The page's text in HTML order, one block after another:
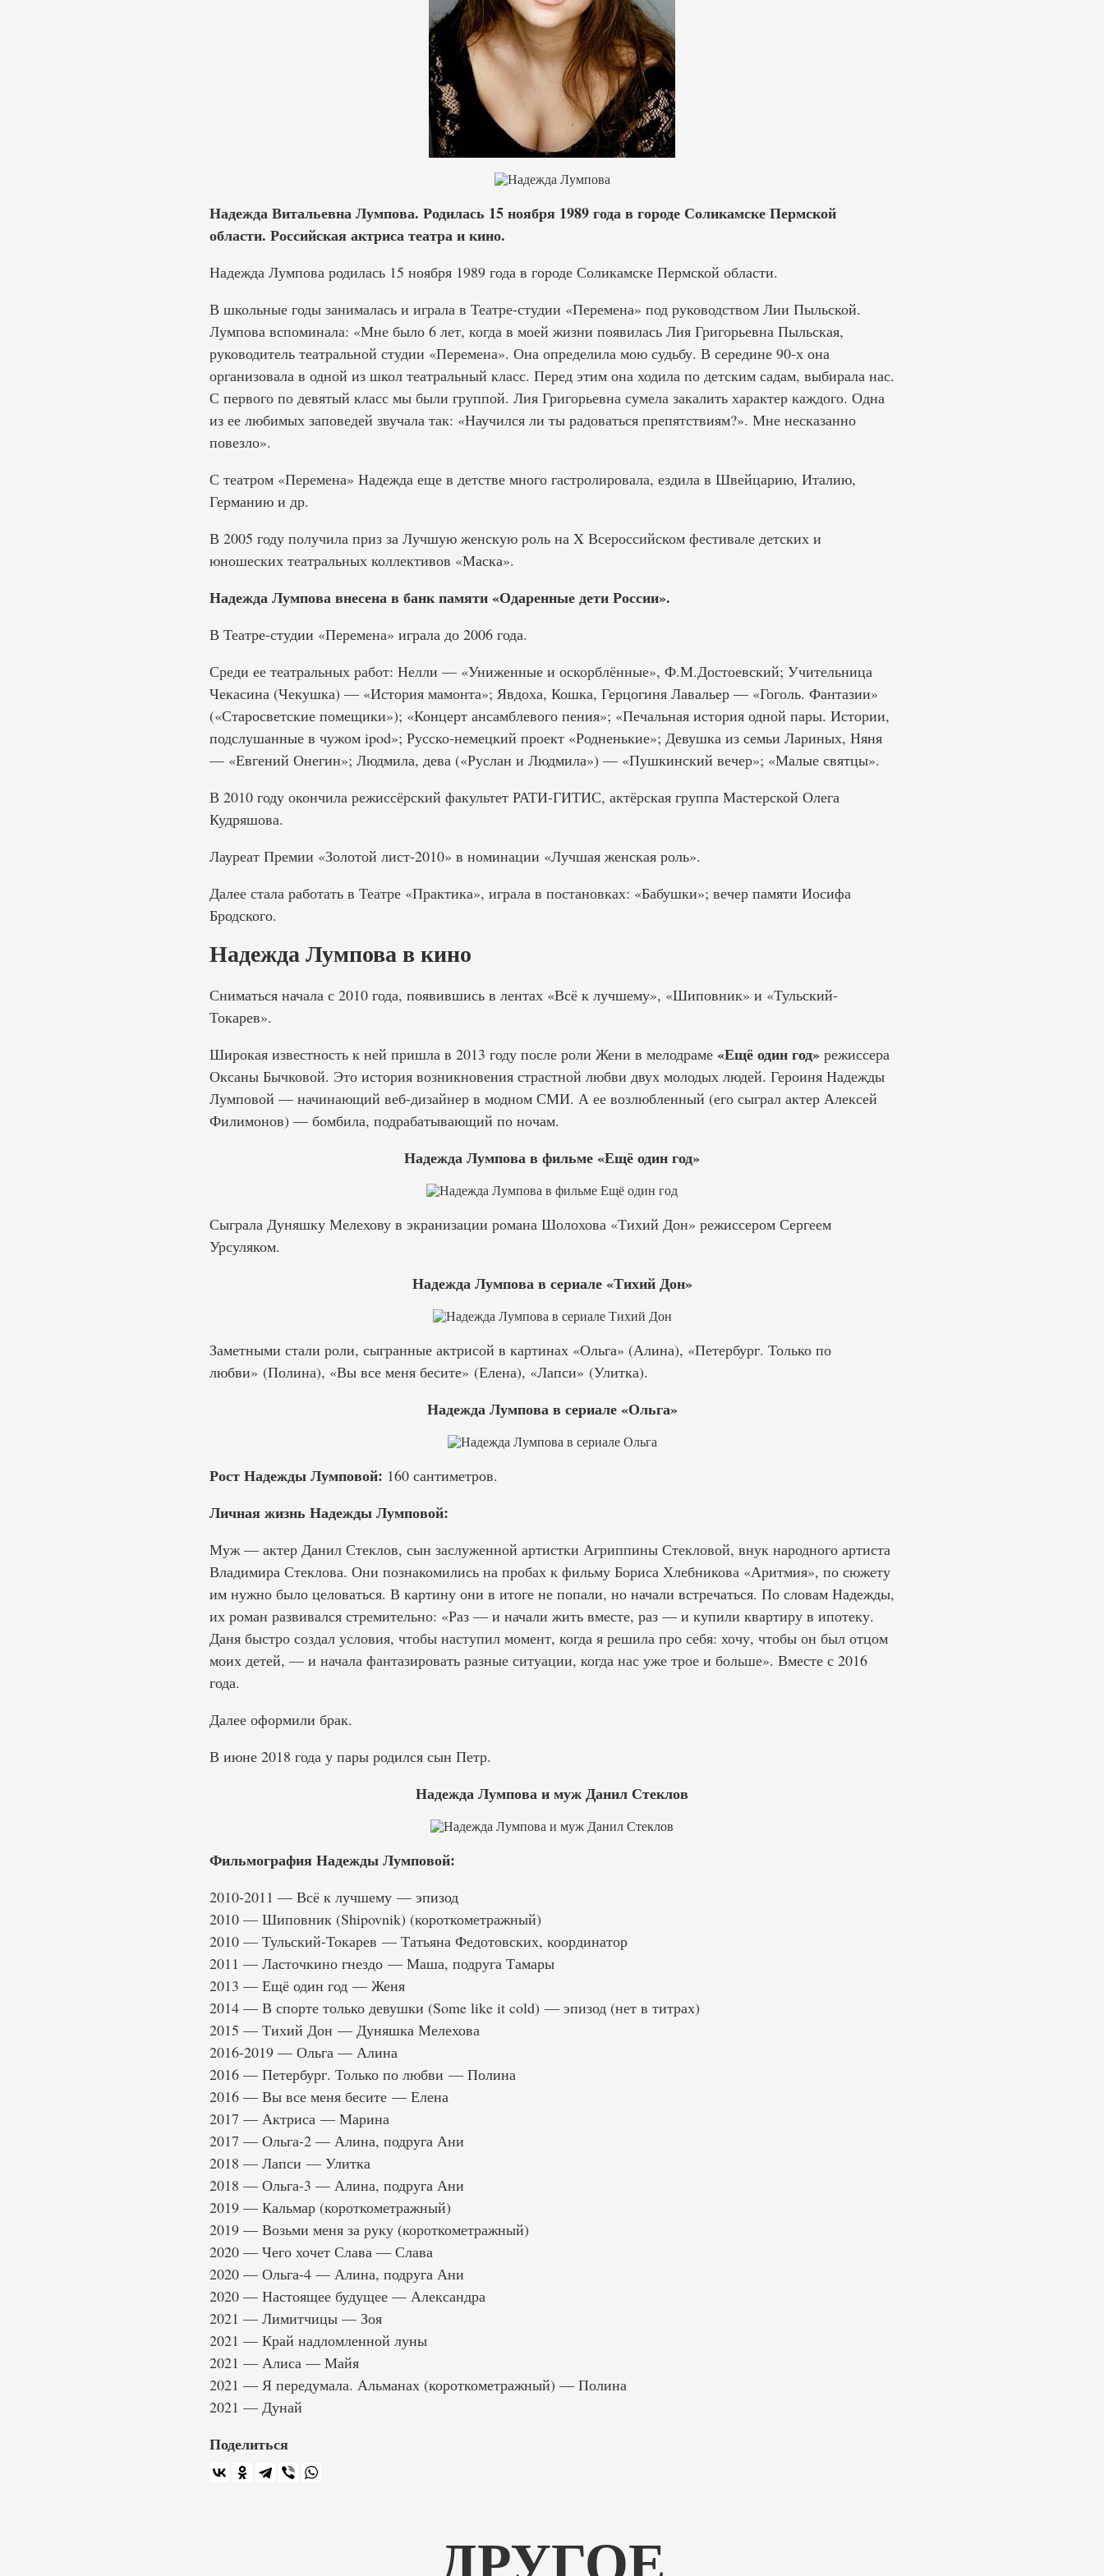
Надежда Витальевна Лумпова. Родилась 15 ноября 1989 года в городе Соликамске Пермской
области. Российская актриса театра и кино.
Надежда Лумпова родилась 15 ноября 1989 года в городе Соликамске Пермской области.
В школьные годы занималась и играла в Театре-студии «Перемена» под руководством Лии Пыльской.
Лумпова вспоминала: «Мне было 6 лет, когда в моей жизни появилась Лия Григорьевна Пыльская,
руководитель театральной студии «Перемена». Она определила мою судьбу. В середине 90-х она
организовала в одной из школ театральный класс. Перед этим она ходила по детским садам, выбирала нас.
С первого по девятый класс мы были группой. Лия Григорьевна сумела закалить характер каждого. Одна
из ее любимых заповедей звучала так: «Научился ли ты радоваться препятствиям?». Мне несказанно
повезло».
С театром «Перемена» Надежда еще в детстве много гастролировала, ездила в Швейцарию, Италию,
Германию и др.
В 2005 году получила приз за Лучшую женскую роль на X Всероссийском фестивале детских и
юношеских театральных коллективов «Маска».
Надежда Лумпова внесена в банк памяти «Одаренные дети России».
В Театре-студии «Перемена» играла до 2006 года.
Среди ее театральных работ: Нелли — «Униженные и оскорблённые», Ф.М.Достоевский; Учительница
Чекасина (Чекушка) — «История мамонта»; Явдоха, Кошка, Герцогиня Лавальер — «Гоголь. Фантазии»
(«Старосветские помещики»); «Концерт ансамблевого пения»; «Печальная история одной пары. Истории,
подслушанные в чужом ipod»; Русско-немецкий проект «Родненькие»; Девушка из семьи Лариных, Няня
— «Евгений Онегин»; Людмила, дева («Руслан и Людмила») — «Пушкинский вечер»; «Малые святцы».
В 2010 году окончила режиссёрский факультет РАТИ-ГИТИС, актёрская группа Мастерской Олега
Кудряшова.
Лауреат Премии «Золотой лист-2010» в номинации «Лучшая женская роль».
Далее стала работать в Театре «Практика», играла в постановках: «Бабушки»; вечер памяти Иосифа
Бродского.
Надежда Лумпова в кино
Сниматься начала с 2010 года, появившись в лентах «Всё к лучшему», «Шиповник» и «Тульский-
Токарев».
Широкая известность к ней пришла в 2013 году после роли Жени в мелодраме «Ещё один год»режиссера
Оксаны Бычковой. Это история возникновения страстной любви двух молодых людей. Героиня Надежды
Лумповой — начинающий веб-дизайнер в модном СМИ. А ее возлюбленный (его сыграл актер Алексей
Филимонов) — бомбила, подрабатывающий по ночам.
Надежда Лумпова в фильме «Ещё один год»
Сыграла Дуняшку Мелехову в экранизации романа Шолохова «Тихий Дон» режиссером Сергеем
Урсуляком.
Надежда Лумпова в сериале «Тихий Дон»
Заметными стали роли, сыгранные актрисой в картинах «Ольга» (Алина), «Петербург. Только по
любви» (Полина), «Вы все меня бесите» (Елена), «Лапси» (Улитка).
Надежда Лумпова в сериале «Ольга»
Рост Надежды Лумповой: 160 сантиметров.
Личная жизнь Надежды Лумповой:
Муж — актер Данил Стеклов, сын заслуженной артистки Агриппины Стекловой, внук народного артиста
Владимира Стеклова. Они познакомились на пробах к фильму Бориса Хлебникова «Аритмия», по сюжету
им нужно было целоваться. В картину они в итоге не попали, но начали встречаться. По словам Надежды,
их роман развивался стремительно: «Раз — и начали жить вместе, раз — и купили квартиру в ипотеку.
Даня быстро создал условия, чтобы наступил момент, когда я решила про себя: хочу, чтобы он был отцом
моих детей, — и начала фантазировать разные ситуации, когда нас уже трое и больше». Вместе с 2016
года.
Далее оформили брак.
В июне 2018 года у пары родился сын Петр.
Надежда Лумпова и муж Данил Стеклов
Фильмография Надежды Лумповой:
2010-2011 — Всё к лучшему — эпизод
2010 — Шиповник (Shipovnik) (короткометражный)
2010 — Тульский-Токарев — Татьяна Федотовских, координатор
2011 — Ласточкино гнездо — Маша, подруга Тамары
2013 — Ещё один год — Женя
2014 — В спорте только девушки (Some like it cold) — эпизод (нет в титрах)
2015 — Тихий Дон — Дуняшка Мелехова
2016-2019 — Ольга — Алина
2016 — Петербург. Только по любви — Полина
2016 — Вы все меня бесите — Елена
2017 — Актриса — Марина
2017 — Ольга-2 — Алина, подруга Ани
2018 — Лапси — Улитка
2018 — Ольга-3 — Алина, подруга Ани
2019 — Кальмар (короткометражный)
2019 — Возьми меня за руку (короткометражный)
2020 — Чего хочет Слава — Слава
2020 — Ольга-4 — Алина, подруга Ани
2020 — Настоящее будущее — Александра
2021 — Лимитчицы — Зоя
2021 — Край надломленной луны
2021 — Алиса — Майя
2021 — Я передумала. Альманах (короткометражный) — Полина
2021 — Дунай
Поделиться